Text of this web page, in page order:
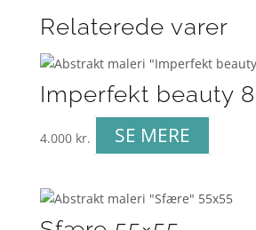
Relaterede varer
Imperfekt beauty
4.000 kr. SE MERE